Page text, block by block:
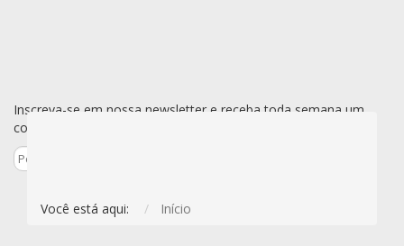
Inscreva-se em nossa newsletter e receba toda semana um
conjunto de todas as novidades de uma vez só por e-mail.
Você está aqui: Início